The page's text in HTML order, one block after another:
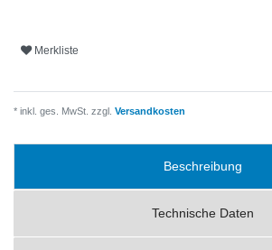
Merkliste
* inkl. ges. MwSt. zzgl. Versandkosten
Beschreibung
Technische Daten